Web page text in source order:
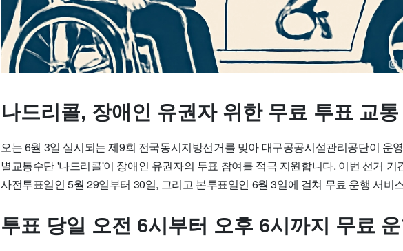
나드리콜, 장애인 유권자 위한 무료 투표 교통
오는 6월 3일 실시되는 제9회 전국동시지방선거를 맞아 대구공공시설관리공단이 운
별교통수단 '나드리콜'이 장애인 유권자의 투표 참여를 적극 지원합니다. 이번 선거 기
사전투표일인 5월 29일부터 30일, 그리고 본투표일인 6월 3일에 걸쳐 무료 운행 서비
투표 당일 오전 6시부터 오후 6시까지 무료